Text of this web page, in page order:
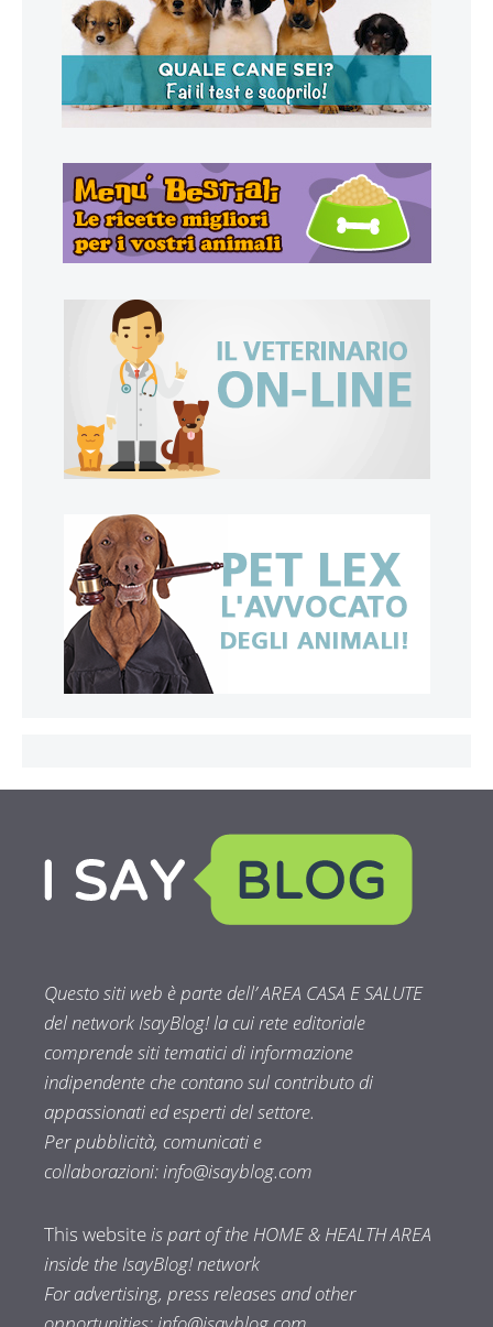
Questo siti web è parte dell’ AREA CASA E SALUTE
del network IsayBlog! la cui rete editoriale
comprende siti tematici di informazione
indipendente che contano sul contributo di
appassionati ed esperti del settore.
Per pubblicità, comunicati e
collaborazioni:info@isayblog.com
This websiteis part of the HOME & HEALTH AREA
inside the IsayBlog! network
For advertising, press releases and other